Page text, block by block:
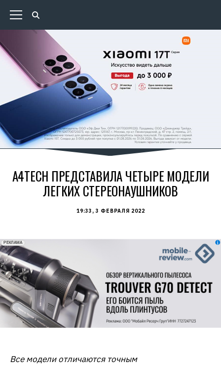
A4TECH ПРЕДСТАВИЛА ЧЕТЫРЕ МОДЕЛИ
ЛЕГКИХ СТЕРЕОНАУШНИКОВ
19:33, 3 ФЕВРАЛЯ 2022
erid: 2VfnxxmNzs5
РЕКЛАМА
Все модели отличаются точным